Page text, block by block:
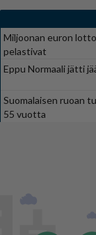
Miljoonan euron
pelastivat
Eppu Normaali jätti
Suomalaisen ruoan
55 vuotta